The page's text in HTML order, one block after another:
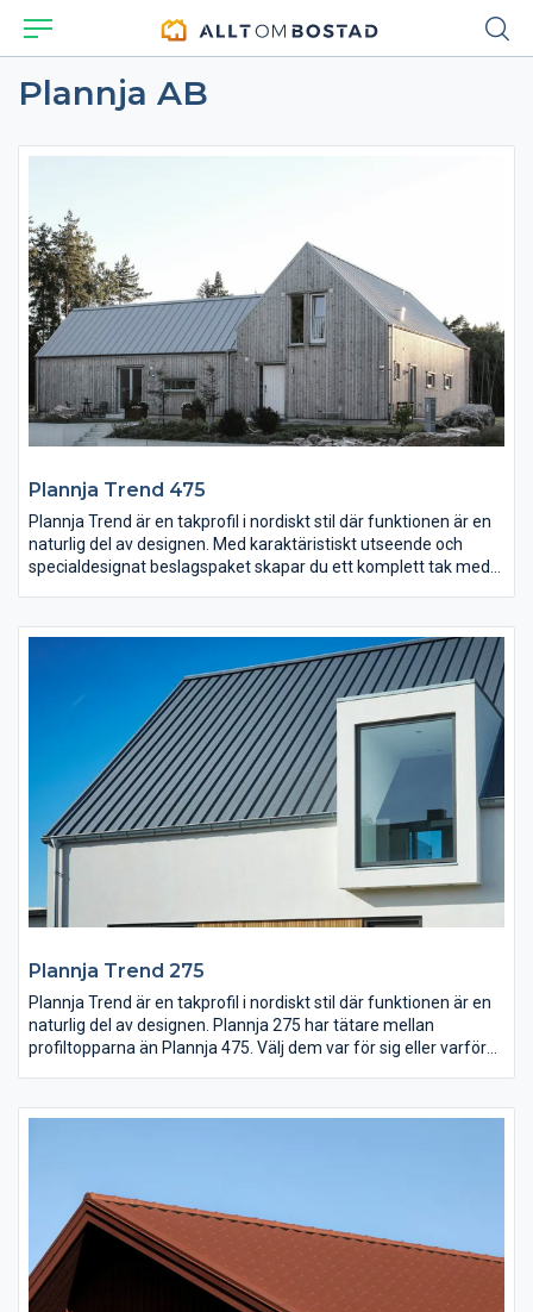
Plannja AB
Plannja Trend 475
Plannja Trend är en takprofil i nordiskt stil där funktionen är en
naturlig del av designen. Med karaktäristiskt utseende och
specialdesignat beslagspaket skapar du ett komplett tak med
ditt hus ett extra lyft.
Plannja Trend går dessutom att montera på fasad och är ett
lyft för den som önskar skandinavsik design med rena eleganta
linjer. Montera profilen liggande eller stående, blanda bredderna
275 och 475 i en stilfull design. Variationerna är många och
oavsett val så får du en en fasad som motstår väder och vind i
lång tid framöver.
Plannja Trend 275
Plannja Trend är en takprofil i nordiskt stil där funktionen är en
naturlig del av designen. Plannja 275 har tätare mellan
profiltopparna än Plannja 475. Välj dem var för sig eller varför
275 och 475 i en stilfull design. Variationerna är många och
oavsett val så får du en en fasad som motstår väder och vind i
lång tid framöver.